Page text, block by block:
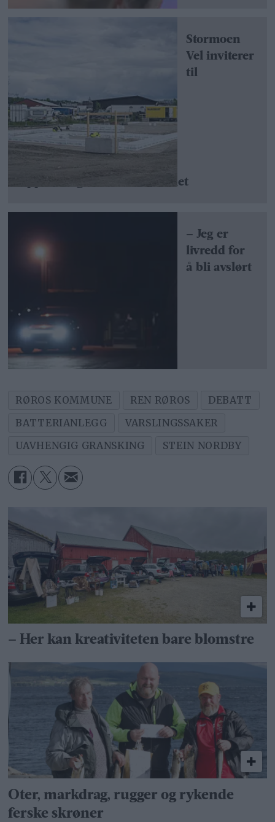
Stormoen
Vel inviterer
til
oppklaringsmøte om batteriet
– Jeg er
livredd for
å bli avslørt
RØROS KOMMUNE REN RØROS
DEBATT
BATTERIANLEGG
VARSLINGSSAKER
UAVHENGIG GRANSKING
STEIN NORDBY
– Her kan kreativiteten bare blomstre
Oter, markdrag, rugger og rykende
ferske skrøner